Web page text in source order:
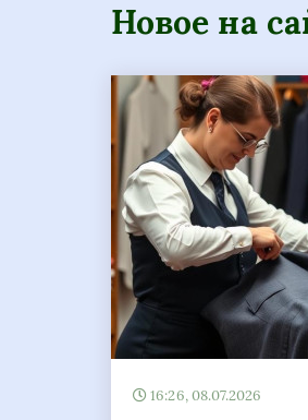
Новое на
16:26, 08.07.2026